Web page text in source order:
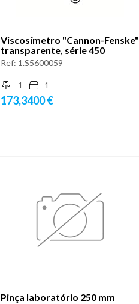
Viscosímetro "Cannon-Fenske"
transparente, série 450
Ref: 1.S5600059
1 1
173,3400 €
Pinça laboratório 250 mm